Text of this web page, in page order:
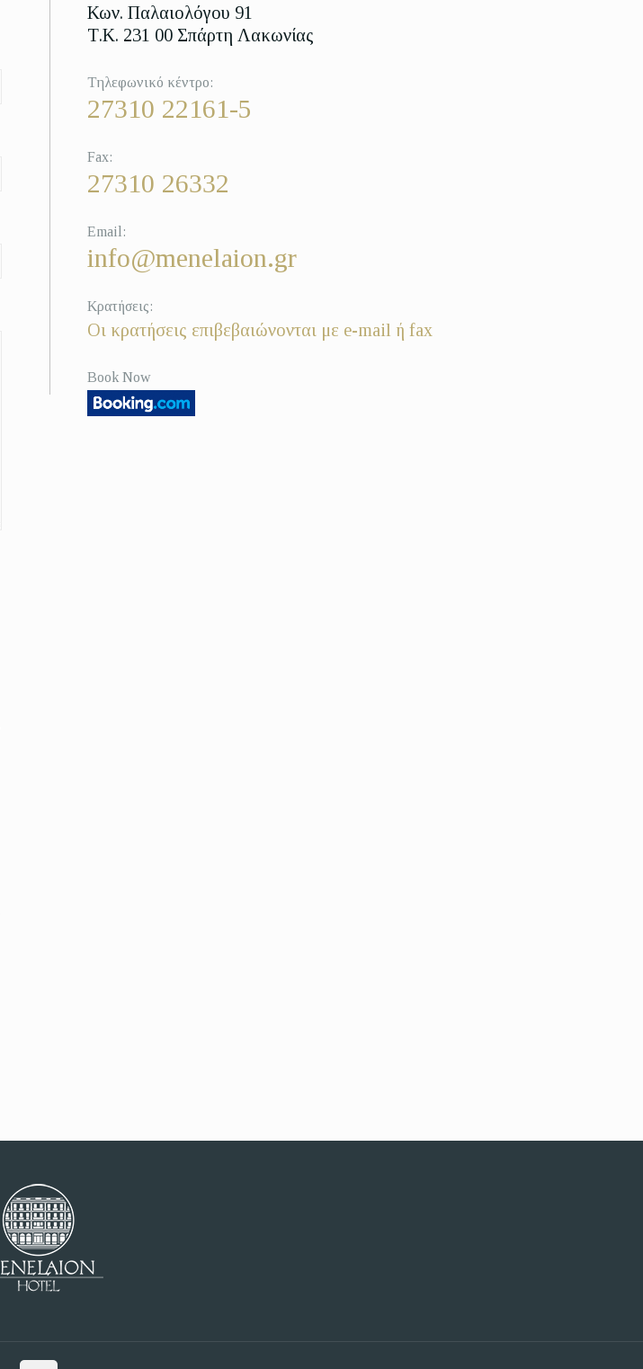
Κων. Παλαιολόγου 91
Τ.Κ. 231 00 Σπάρτη Λακωνίας
Τηλεφωνικό κέντρο:
27310 22161-5
Fax:
27310 26332
Email:
info@menelaion.gr
Κρατήσεις:
Οι κρατήσεις επιβεβαιώνονται με e-mail ή fax
Book Now